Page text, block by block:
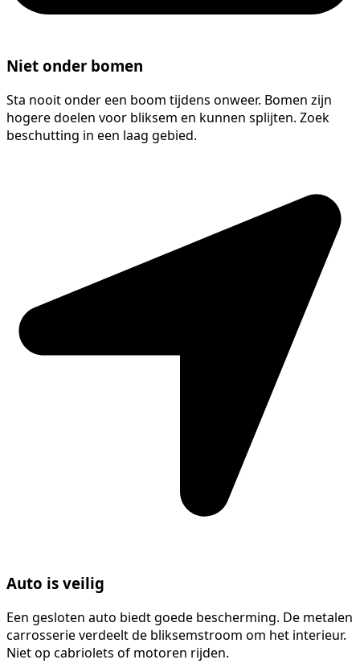
Niet onder bomen
Sta nooit onder een boom tijdens onweer. Bomen zijn
hogere doelen voor bliksem en kunnen splijten. Zoek
beschutting in een laag gebied.
Auto is veilig
Een gesloten auto biedt goede bescherming. De metalen
carrosserie verdeelt de bliksemstroom om het interieur.
Niet op cabriolets of motoren rijden.